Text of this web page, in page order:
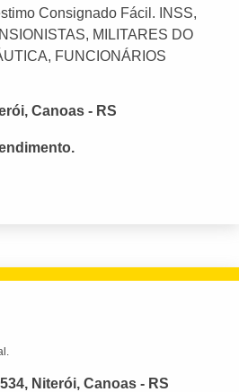
Consignado Fácil. INSS,
MILITARES DO
FUNCIONÁRIOS
Canoas - RS
Niterói, Canoas - RS